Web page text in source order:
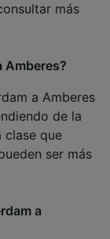
más
Amberes?
a Amberes
de la
clase que
ser más
a